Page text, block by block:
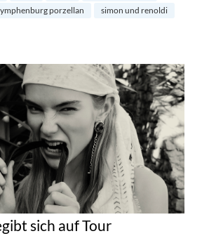
porzellan
simon und renoldi
sich auf Tour